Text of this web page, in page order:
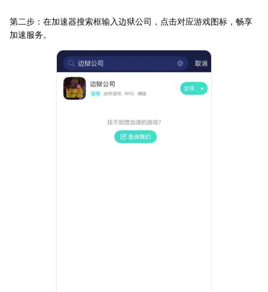
第二步：在加速器搜索框输入边狱公司，点击对应游戏图标，畅享
加速服务。